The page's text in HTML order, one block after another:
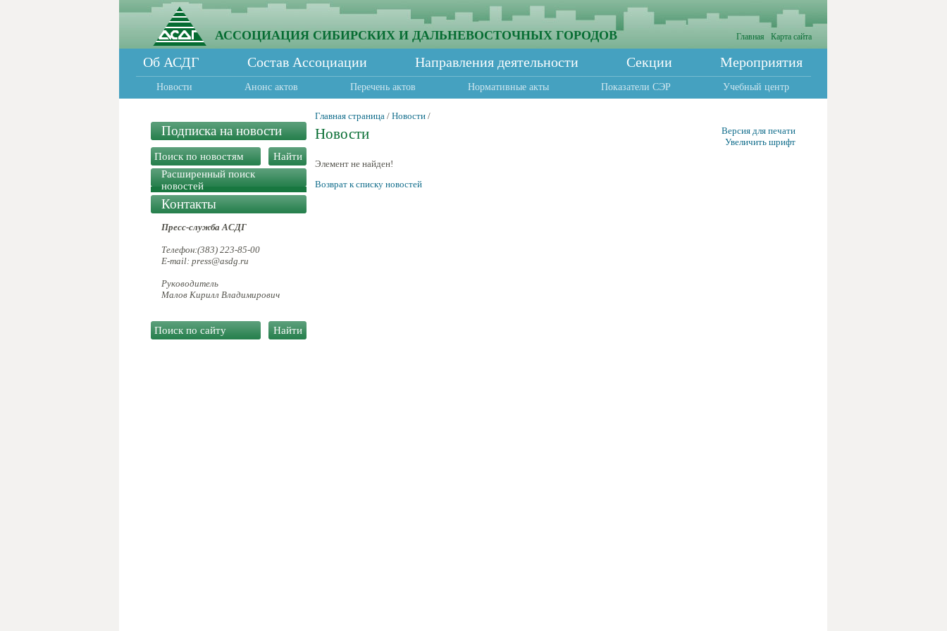
АССОЦИАЦИЯ СИБИРСКИХ И ДАЛЬНЕВОСТОЧНЫХ ГОРОДОВ Главная Карта сайта
Об АСДГ Состав Ассоциации Направления деятельности Секции Мероприятия
Новости Анонс актов Перечень актов Нормативные акты Показатели СЭР Учебный центр
Подписка на новости
Расширенный поиск
новостей
Контакты
Пресс-служба АСДГ
Телефон:(383) 223-85-00
E-mail: press@asdg.ru
Руководитель
Малов Кирилл Владимирович
Главная страница / Новости /
Новости
Версия для печати
Увеличить шрифт
Элемент не найден!
Возврат к списку новостей